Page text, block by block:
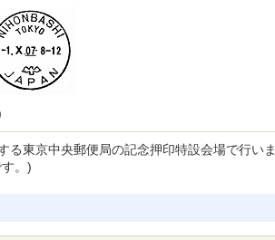
東京中央郵便局の記念押印特設会場で行いま
。)